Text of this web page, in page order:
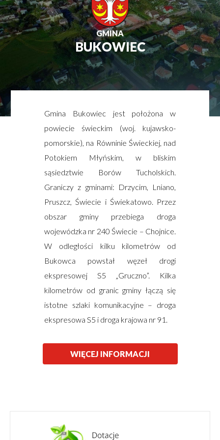
GMINA
BUKOWIEC
Gmina Bukowiec jest położona w
powiecie świeckim (woj. kujawsko-
pomorskie), na Równinie Świeckiej, nad
Potokiem Młyńskim, w bliskim
sąsiedztwie Borów Tucholskich.
Graniczy z gminami: Drzycim, Lniano,
Pruszcz, Świecie i Świekatowo. Przez
obszar gminy przebiega droga
wojewódzka nr 240 Świecie – Chojnice.
W odległości kilku kilometrów od
Bukowca powstał węzeł drogi
ekspresowej S5 „Gruczno”. Kilka
kilometrów od granic gminy łączą się
istotne szlaki komunikacyjne – droga
ekspresowa S5 i droga krajowa nr 91.
WIĘCEJ INFORMACJI